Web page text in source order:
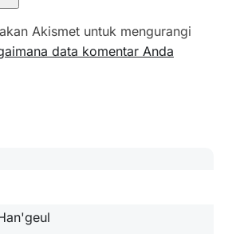
Akismet untuk mengurangi
data komentar Anda